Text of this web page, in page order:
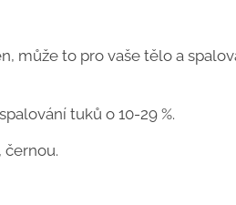
může to pro vaše tělo a
tuků o 10-29 %.
černou.